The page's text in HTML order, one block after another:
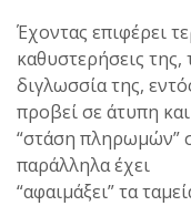
Έχοντας επιφέρει
καθυστερήσεις της,
διγλωσσία της,
προβεί σε άτυπη
“στάση πληρωμών”
παράλληλα έχει
“αφαιμάξει” τα